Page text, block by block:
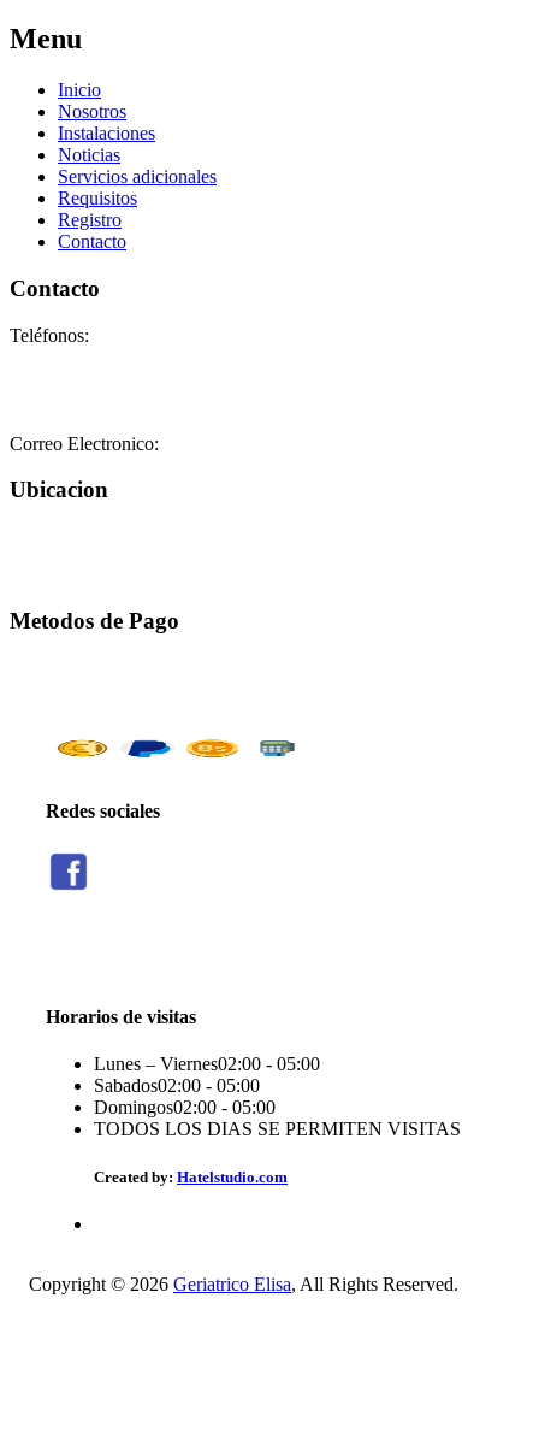
Menu
Inicio
Nosotros
Instalaciones
Noticias
Servicios adicionales
Requisitos
Registro
Contacto
Contacto
Teléfonos:
Correo Electronico:
Ubicacion
Metodos de Pago
Redes sociales
Horarios de visitas
Lunes – Viernes02:00 - 05:00
Sabados02:00 - 05:00
Domingos02:00 - 05:00
TODOS LOS DIAS SE PERMITEN VISITAS
Created by: Hatelstudio.com
Copyright © 2026 Geriatrico Elisa, All Rights Reserved.